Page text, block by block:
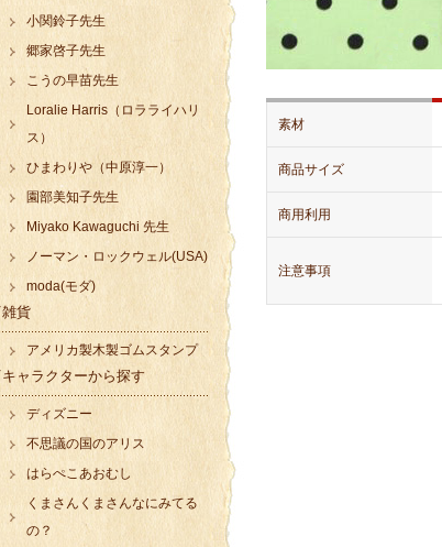
素材
商品サイズ
商用利用
注意事項
小関鈴子先生
郷家啓子先生
こうの早苗先生
Loralie Harris（ロラライハリ
ス）
ひまわりや（中原淳一）
園部美知子先生
Miyako Kawaguchi 先生
ノーマン・ロックウェル(USA)
moda(モダ)
貨
アメリカ製木製ゴムスタンプ
ャラクターから探す
ディズニー
不思議の国のアリス
はらぺこあおむし
くまさんくまさんなにみてる
の？